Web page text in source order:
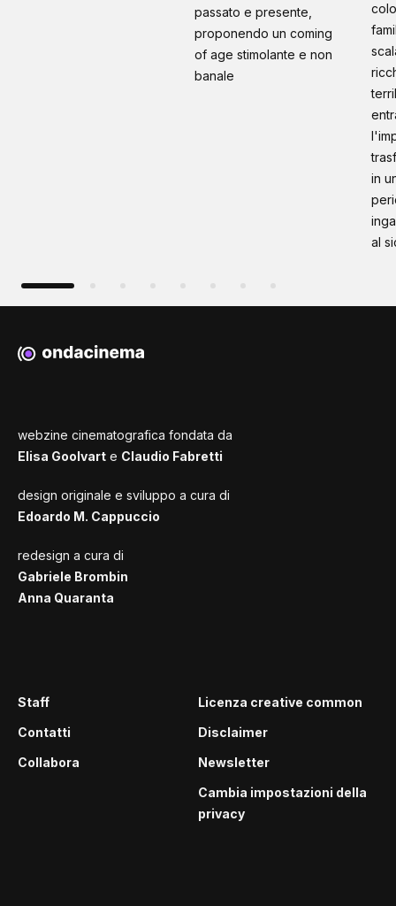
passato e presente,
proponendo un coming
of age stimolante e non
banale
in
al
webzine cinematografica fondata da
Elisa Goolvart e Claudio Fabretti
design originale e sviluppo a cura di
Edoardo M. Cappuccio
redesign a cura di
Gabriele Brombin
Anna Quaranta
Staff
Contatti
Collabora
Licenza creative common
Disclaimer
Newsletter
Cambia impostazioni della
privacy